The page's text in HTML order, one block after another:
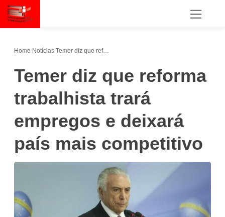
Home/Notícias/ Temer diz que reforma trabalhista trará empregos e deixará país mais competitivo
Temer diz que reforma
trabalhista trará
empregos e deixará
país mais competitivo